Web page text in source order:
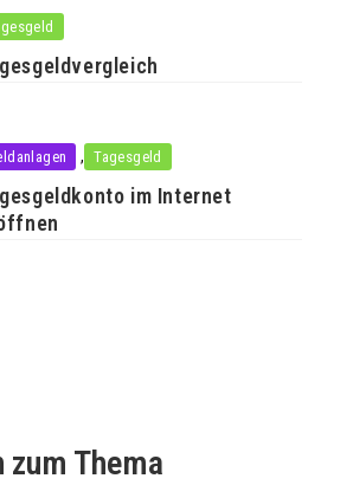
, Tagesgeld
im Internet
Thema